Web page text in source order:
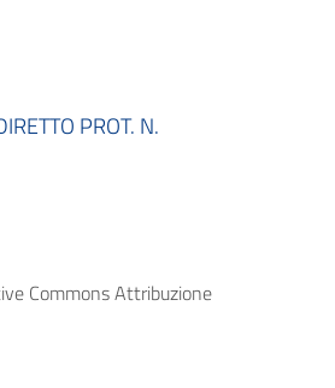
PROT. N.
Commons Attribuzione